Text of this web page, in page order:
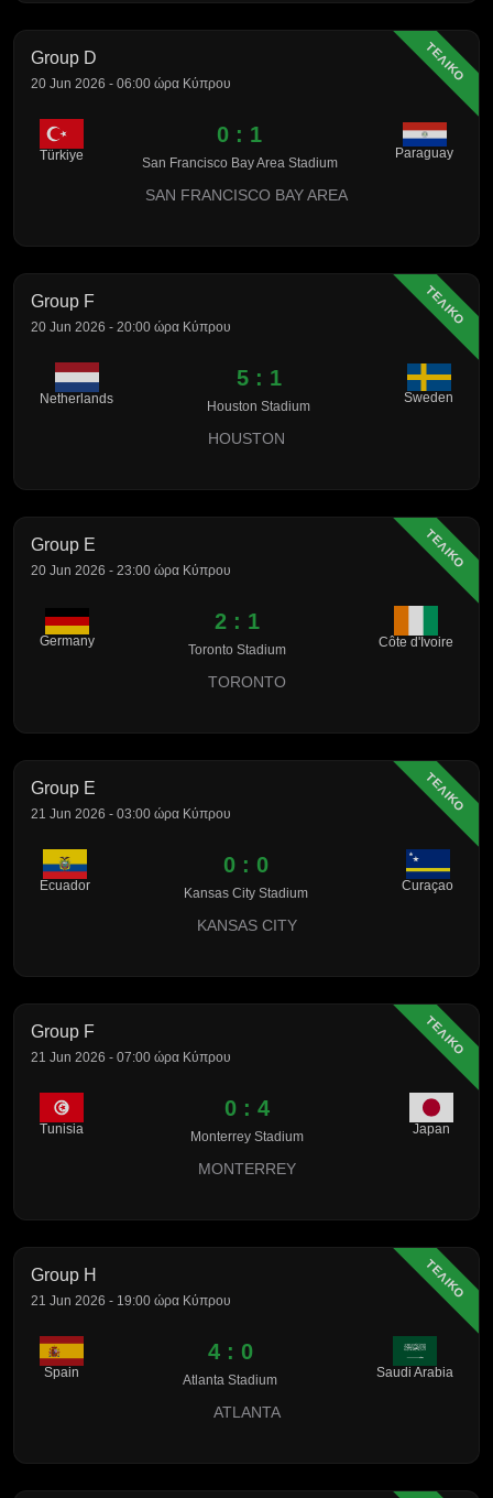
ΤΕΛΙΚΟ
Group D
20 Jun 2026 - 06:00 ώρα Κύπρου
Türkiye
0 : 1
San Francisco Bay Area Stadium
Paraguay
SAN FRANCISCO BAY AREA
ΤΕΛΙΚΟ
Group F
20 Jun 2026 - 20:00 ώρα Κύπρου
Netherlands
5 : 1
Houston Stadium
Sweden
HOUSTON
ΤΕΛΙΚΟ
Group E
20 Jun 2026 - 23:00 ώρα Κύπρου
Germany
2 : 1
Toronto Stadium
Côte d'Ivoire
TORONTO
ΤΕΛΙΚΟ
Group E
21 Jun 2026 - 03:00 ώρα Κύπρου
Ecuador
0 : 0
Kansas City Stadium
Curaçao
KANSAS CITY
ΤΕΛΙΚΟ
Group F
21 Jun 2026 - 07:00 ώρα Κύπρου
Tunisia
0 : 4
Monterrey Stadium
Japan
MONTERREY
ΤΕΛΙΚΟ
Group H
21 Jun 2026 - 19:00 ώρα Κύπρου
Spain
4 : 0
Atlanta Stadium
Saudi Arabia
ATLANTA